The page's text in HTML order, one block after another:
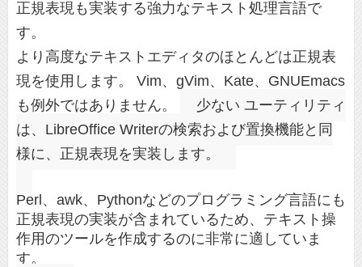
正規表現も実装する強力なテキスト処理言語で
す。
より高度なテキストエディタのほとんどは正規表
現を使用します。 Vim、gVim、Kate、GNUEmacs
も例外ではありません。
少ない ユーティリティ
は、LibreOffice Writerの検索および置換機能と同
様に、正規表現を実装します。
Perl、awk、Pythonなどのプログラミング言語にも
正規表現の実装が含まれているため、テキスト操
作用のツールを作成するのに非常に適していま
す。